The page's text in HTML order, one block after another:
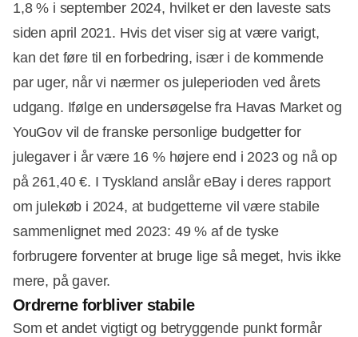
1,8 % i september 2024, hvilket er den laveste sats
siden april 2021. Hvis det viser sig at være varigt,
kan det føre til en forbedring, især i de kommende
par uger, når vi nærmer os juleperioden ved årets
udgang. Ifølge en undersøgelse fra Havas Market og
YouGov vil de franske personlige budgetter for
julegaver i år være 16 % højere end i 2023 og nå op
på 261,40 €. I Tyskland anslår eBay i deres rapport
om julekøb i 2024, at budgetterne vil være stabile
sammenlignet med 2023: 49 % af de tyske
forbrugere forventer at bruge lige så meget, hvis ikke
mere, på gaver.
Ordrerne forbliver stabile
Som et andet vigtigt og betryggende punkt formår